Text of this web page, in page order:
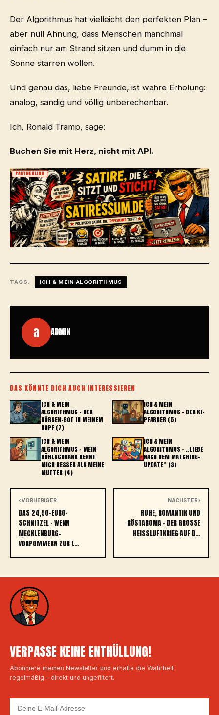
Der Algorithmus hat vielleicht den perfekten Plan –
aber null Ahnung, dass Menschen manchmal
einfach nur am Strand sitzen und dumm in die
Sonne starren wollen.
Und genau das, liebe Freunde, ist wahre Erholung:
analog, sandig und völlig unberechenbar.
Ich, Ronald Tramp, sage:
Buchen Sie mit Herz, nicht mit API.
PARTNERLINK
TAGS: ICH & MEIN ALGORITHMUS
a ADMIN
DAS KÖNNTE DICH AUCH INTERESSIEREN
ICH & MEIN
ALGORITHMUS – DER
BÖRSEN-BOT IN MEINEM
KOPF (7)
ICH & MEIN
ALGORITHMUS – DER KI-
PFARRER (5)
ICH & MEIN
ALGORITHMUS – MEIN
KÜHLSCHRANK KENNT
MICH BESSER ALS MEINE
MUTTER (4)
ICH & MEIN
ALGORITHMUS - „LIEBE
NACH DEM MATCHING-
UPDATE“ (3)
‹ VORHERIGER
DAS 24,50-EURO-
SCHNITZEL – WENN
MECKLENBURG-
VORPOMMERN ZUR L…
NÄCHSTER ›
RUHE, ROMANTIK UND
RÖSTAROMA – DER GROSSE H
EISSLUFTKRIEG AUF D…
VERPASSE KEINE ENTHÜLLUNG!
Abonniere meinen Newsletter und erhalte die Wahrheit
regelmäßig – direkt und ungefiltert.